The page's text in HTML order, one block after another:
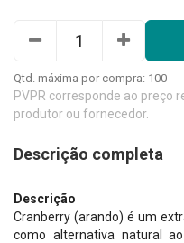
Qtd. máxima por compra: 100
PVPR corresponde ao preço
produtor ou fornecedor.
Descrição completa
Descrição
Cranberry (arando) é um
como alternativa natural